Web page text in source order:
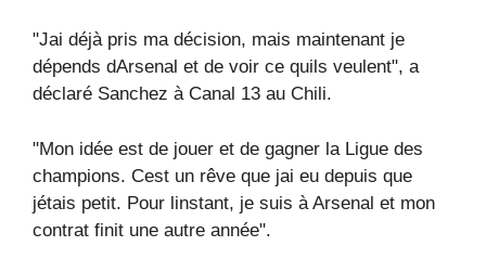
"Jai déjà pris ma décision, mais maintenant je
dépends dArsenal et de voir ce quils veulent", a
déclaré Sanchez à Canal 13 au Chili.
"Mon idée est de jouer et de gagner la Ligue des
champions. Cest un rêve que jai eu depuis que
jétais petit. Pour linstant, je suis à Arsenal et mon
contrat finit une autre année".